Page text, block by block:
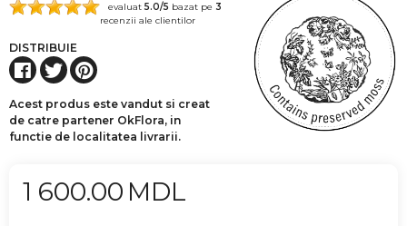
evaluat 5.0/5 bazat pe 3
recenzii ale clientilor
DISTRIBUIE
Acest produs este vandut si creat
de catre partener OkFlora, in
functie de localitatea livrarii.
1 600.00 MDL